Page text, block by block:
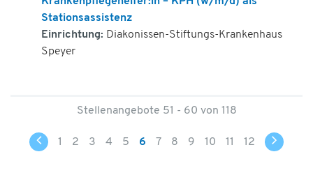
Stationsassistenz
Einrichtung: Diakonissen-Stiftungs-Krankenhaus
Speyer
Stellenangebote 51 - 60 von 118
1 2 3 4 5 6 7 8 9 10 11 12